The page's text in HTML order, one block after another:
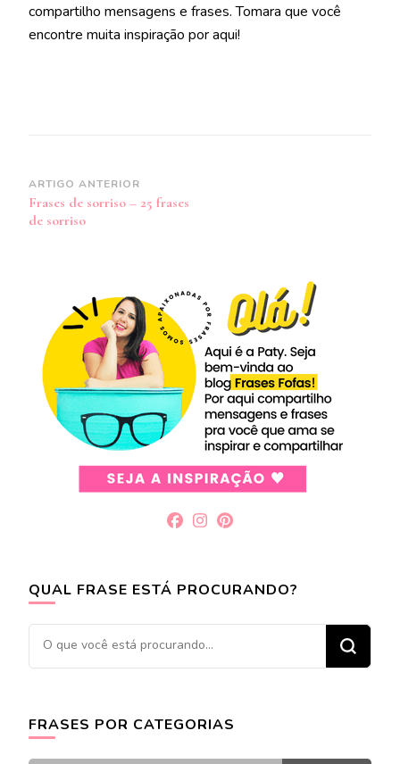
compartilho mensagens e frases. Tomara que você
encontre muita inspiração por aqui!
Navegação
de
ARTIGO ANTERIOR
Frases de sorriso – 25 frases
de sorriso
QUAL FRASE ESTÁ PROCURANDO?
Procurando
algo?
FRASES POR CATEGORIAS